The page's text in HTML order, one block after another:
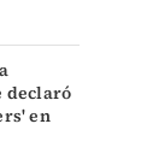
declaró
en